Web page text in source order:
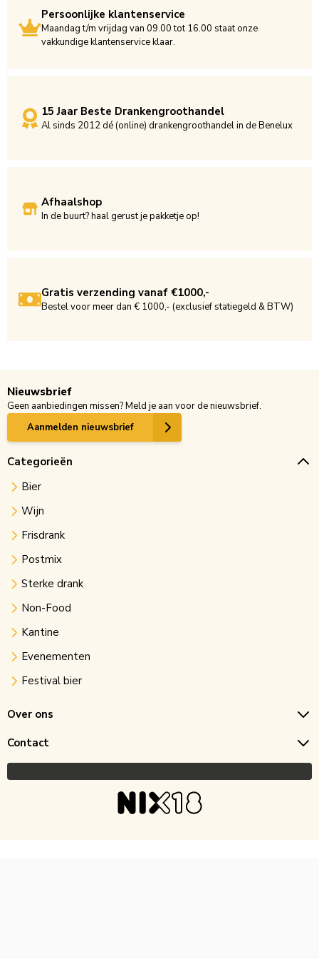
Persoonlijke klantenservice
Maandag t/m vrijdag van 09.00 tot 16.00 staat onze
vakkundige klantenservice klaar.
15 Jaar Beste Drankengroothandel
Al sinds 2012 dé (online) drankengroothandel in de Benelux
Afhaalshop
In de buurt? haal gerust je pakketje op!
Gratis verzending vanaf €1000,-
Bestel voor meer dan € 1000,- (exclusief statiegeld & BTW)
Nieuwsbrief
Geen aanbiedingen missen? Meld je aan voor de nieuwsbrief.
Aanmelden nieuwsbrief
Categorieën
Bier
Wijn
Frisdrank
Postmix
Sterke drank
Non-Food
Kantine
Evenementen
Festival bier
Over ons
Contact